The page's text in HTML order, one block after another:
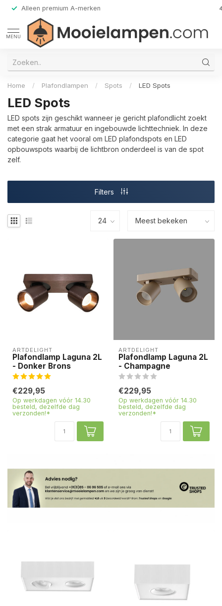
Alleen premium A-merken
MENU
Home / Plafondlampen / Spots / LED Spots
LED Spots
LED spots zijn geschikt wanneer je gericht plafondlicht zoekt
met een strak armatuur en ingebouwde lichttechniek. In deze
categorie gaat het vooral om LED plafondspots en LED
opbouwspots waarbij de lichtbron onderdeel is van de spot
zelf.
Filters
ARTDELIGHT
Plafondlamp Laguna 2L
- Donker Brons
€229,95
Op werkdagen vóór 14.30
besteld, dezelfde dag
verzonden!*
ARTDELIGHT
Plafondlamp Laguna 2L
- Champagne
€229,95
Op werkdagen vóór 14.30
besteld, dezelfde dag
verzonden!*